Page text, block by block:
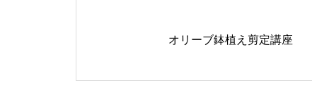
オリーブ鉢植え剪定講座